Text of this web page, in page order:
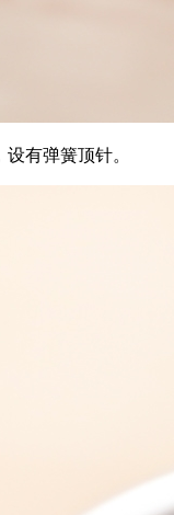
有弹簧顶针。